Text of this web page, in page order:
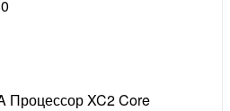
Процессор XC2 Core